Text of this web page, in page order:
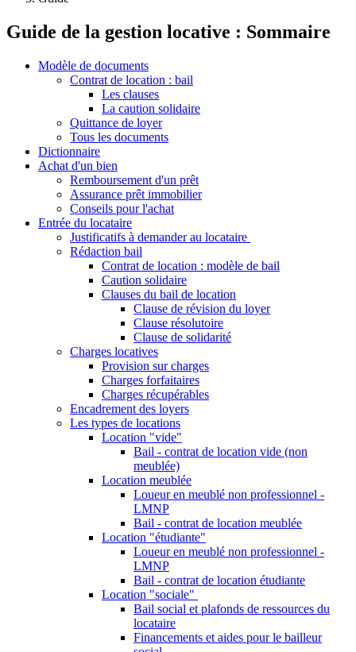
Guide de la gestion locative : Sommaire
Modèle de documents
Contrat de location : bail
Les clauses
La caution solidaire
Quittance de loyer
Tous les documents
Dictionnaire
Achat d'un bien
Remboursement d'un prêt
Assurance prêt immobilier
Conseils pour l'achat
Entrée du locataire
Justificatifs à demander au locataire
Rédaction bail
Contrat de location : modèle de bail
Caution solidaire
Clauses du bail de location
Clause de révision du loyer
Clause résolutoire
Clause de solidarité
Charges locatives
Provision sur charges
Charges forfaitaires
Charges récupérables
Encadrement des loyers
Les types de locations
Location "vide"
Bail - contrat de location vide (non
meublée)
Location meublée
Loueur en meublé non professionnel -
LMNP
Bail - contrat de location meublée
Location "étudiante"
Loueur en meublé non professionnel -
LMNP
Bail - contrat de location étudiante
Location "sociale"
Bail social et plafonds de ressources du
locataire
Financements et aides pour le bailleur